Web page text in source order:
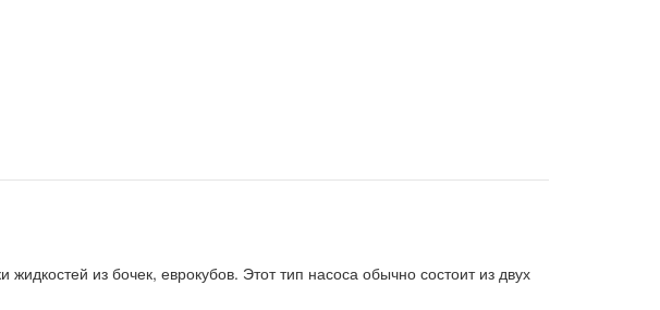
из бочек, еврокубов. Этот тип насоса обычно состоит из двух